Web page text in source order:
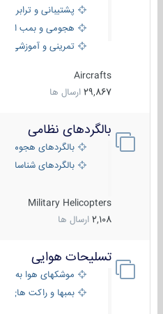
پشتیبانی و ترابری
هجومی و بمب افکن
تمرینی و آموزشی
Aircrafts
29,867 ارسال ها
بالگردهای نظامی
بالگردهای هجومی
بالگردهای شناسایی
Military Helicopters
2,108 ارسال ها
تسلیحات هوایی
موشکهای هوا به هوا
بمبها و راکت های هوایی